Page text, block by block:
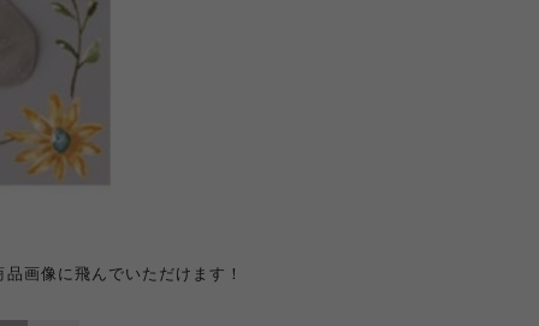
画像に飛んでいただけます！